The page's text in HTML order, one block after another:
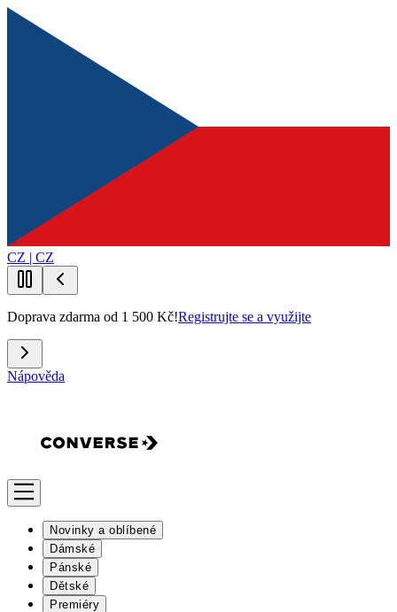
CZ | CZ
Doprava zdarma od 1 500 Kč!Registrujte se a využijte
Nápověda
Novinky a oblíbené
Dámské
Pánské
Dětské
Premiéry